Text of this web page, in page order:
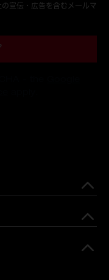
宣伝・広告を含むメールマ